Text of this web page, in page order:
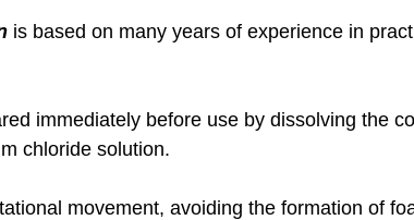
is based on many years of experience in
immediately before use by dissolving the
chloride solution.
movement, avoiding the formation of